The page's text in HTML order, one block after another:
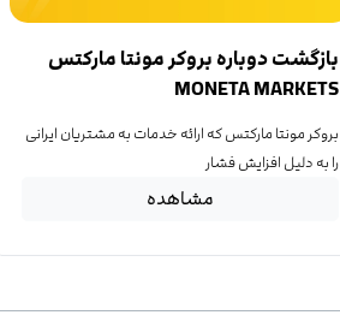
بازگشت دوباره بروکر مونتا مارکتس
MONETA MARKETS
بروکر مونتا مارکتس که ارائه خدمات به مشتریان ایرانی
را به دلیل افزایش فشار
مشاهده